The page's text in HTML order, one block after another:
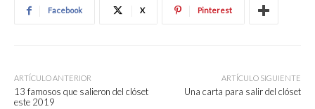
Facebook X Pinterest
ARTÍCULO ANTERIOR
13 famosos que salieron del clóset
este 2019
ARTÍCULO SIGUIENTE
Una carta para salir del clóset